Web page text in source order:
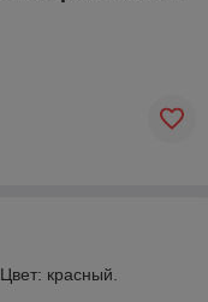
красный.